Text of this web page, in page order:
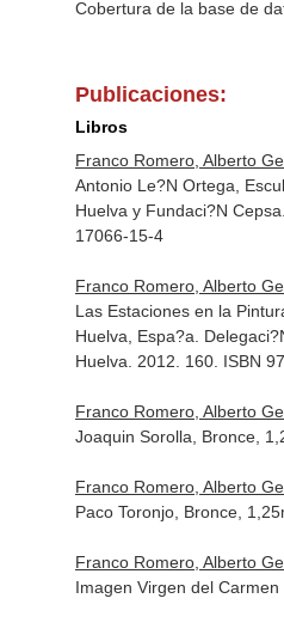
Cobertura de la base de
Publicaciones:
Libros
Franco Romero, Alberto
Antonio Le?N Ortega,
Huelva y Fundaci?N
17066-15-4
Franco Romero, Alberto
Las Estaciones en la
Huelva, Espa?a.
Huelva. 2012. 160. ISBN
Franco Romero, Alberto
Joaquin Sorolla, Bronce,
Franco Romero, Alberto
Paco Toronjo, Bronce,
Franco Romero, Alberto
Imagen Virgen del